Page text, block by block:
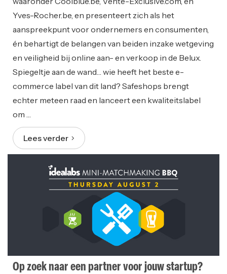
Yves-Rocher.be, en presenteert zich als het
aanspreekpunt voor ondernemers en consumenten,
én behartigt de belangen van beiden inzake wetgeving
en veiligheid bij online aan- en verkoop in de Belux.
Spiegeltje aan de wand… wie heeft het beste e-
commerce label van dit land? Safeshops brengt
echter meteen raad en lanceert een kwaliteitslabel
om …
Lees verder
Op zoek naar een partner voor jouw startup?